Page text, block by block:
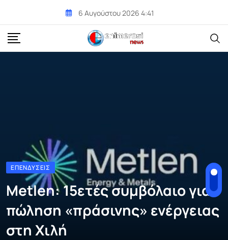
content
6 Αυγούστου 2026 4:41
ΕΠΕΝΔΎΣΕΙΣ
Metlen: 15ετές συμβόλαιο για
πώληση «πράσινης» ενέργειας
στη Χιλή